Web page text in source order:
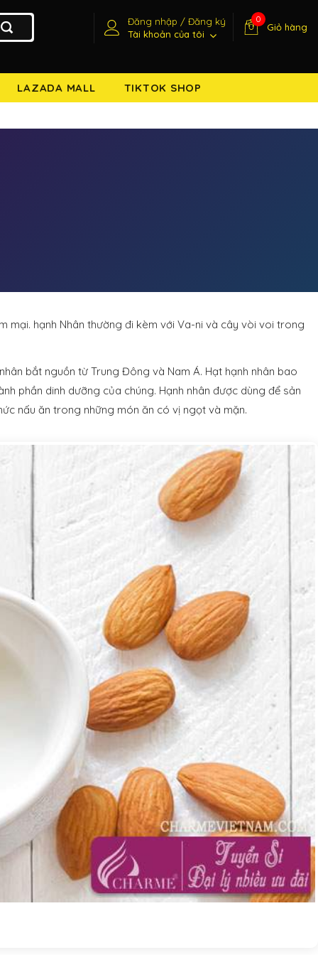
Đăng nhập / Đăng ký
Tài khoản của tôi
0
Giỏ hàng
LAZADA MALL TIKTOK SHOP
mại. hạnh Nhân thường đi kèm với Va-ni và cây vòi voi trong
bắt nguồn từ Trung Đông và Nam Á. Hạt hạnh nhân bao
phần dinh dưỡng của chúng. Hạnh nhân được dùng để sản
nấu ăn trong những món ăn có vị ngọt và mặn.